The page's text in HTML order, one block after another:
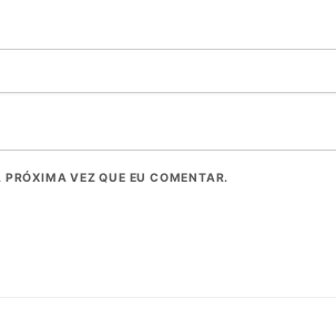
VEZ QUE EU COMENTAR.